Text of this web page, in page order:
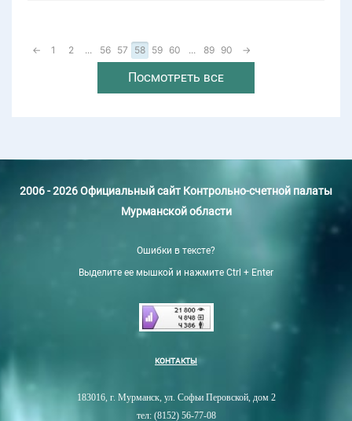
← 1 2 ... 56 57 58 59 60 ... 89 90 →
Посмотреть все
2006 - 2026 Официальный сайт Контрольно-счетной палаты
Мурманской области
Ошибки в тексте?
Выделите ее мышкой и нажмите Ctrl + Enter
КОНТАКТЫ
183016, г. Мурманск, ул. Софьи Перовской, дом 2
тел: (8152) 56-77-08